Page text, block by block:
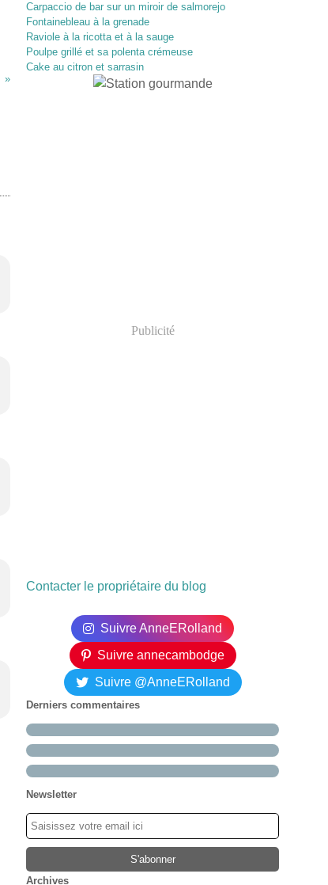
Carpaccio de bar sur un miroir de salmorejo
Fontainebleau à la grenade
Raviole à la ricotta et à la sauge
Poulpe grillé et sa polenta crémeuse
Cake au citron et sarrasin
Publicité
Contacter le propriétaire du blog
Suivre AnneERolland
Suivre annecambodge
Suivre @AnneERolland
Derniers commentaires
Newsletter
Archives